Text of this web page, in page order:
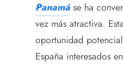
Panamáse ha
vez más atractiva.
oportunidad
España interesados